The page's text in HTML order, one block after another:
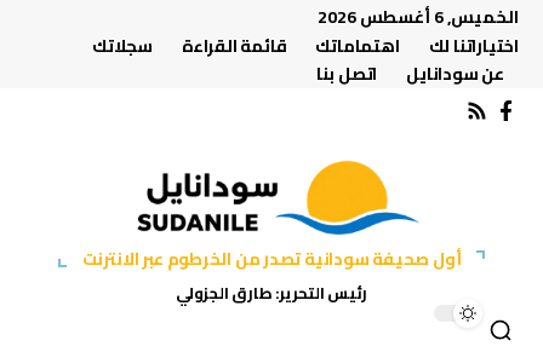
الخميس, 6 أغسطس 2026
اختياراتنا لك
اهتماماتك قائمة القراءة
سجلاتك
عن سودانايل
اتصل بنا
أول صحيفة سودانية تصدر من الخرطوم عبر الانترنت
رئيس التحرير: طارق الجزولي